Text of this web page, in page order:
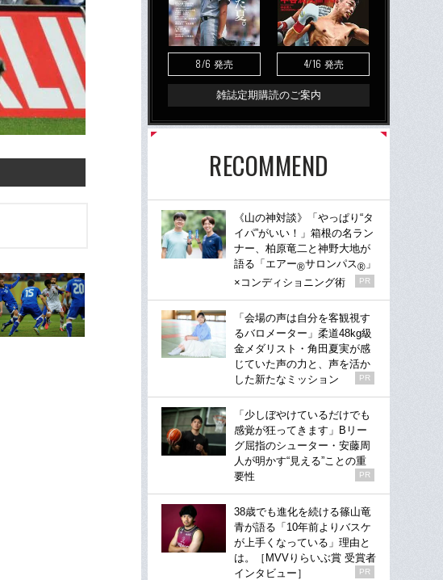
8/6 発売 4/16 発売
雑誌定期購読のご案内
RECOMMEND
《山の神対談》「やっぱり“タ
イパ”がいい！」箱根の名ラン
ナー、柏原竜二と神野大地が
語る「エアー®サロンパス® 」
×コンディショニング術
PR
「会場の声は自分を客観視す
るバロメーター」柔道48kg級
金メダリスト・角田夏実が感
じていた声の力と、声を活か
した新たなミッション
PR
「少しぼやけているだけでも
感覚が狂ってきます」Bリー
グ屈指のシューター・安藤周
人が明かす“見える”ことの重
要性
PR
38歳でも進化を続ける篠山竜
青が語る「10年前よりバスケ
が上手くなっている」理由と
は。［MVVりらいぶ賞 受賞者
インタビュー］
PR